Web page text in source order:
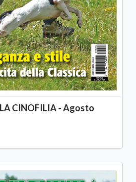
CINOFILIA - Agosto